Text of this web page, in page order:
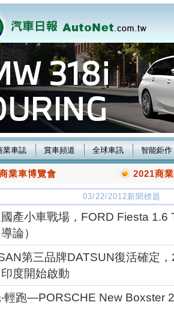
業車誌 賞車頻道 全球車訊 智能鉅作
業車博覽會 2021商
03/22/2012新聞標題
產小車戰場，FORD Fiesta 1.6
論）
第三品牌DATSUN復活確定
度開始啟動
‧輕跑—PORSCHE New Boxster